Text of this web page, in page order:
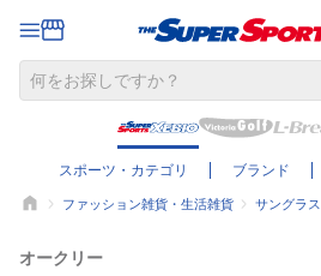
スポーツ・カテゴリ ブランド
ファッション雑貨・生活雑貨 サングラス
オークリー